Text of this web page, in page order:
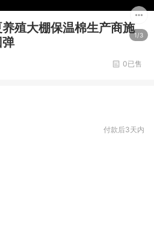
1/3
殖大棚保温棉生产商施
0已售
付款后3天内